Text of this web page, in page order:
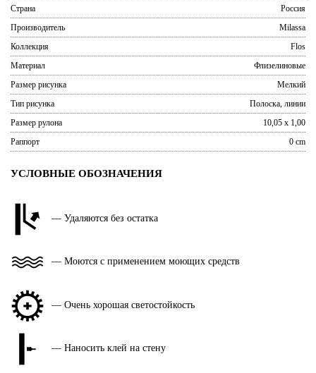
Страна
Россия
Производитель
Milassa
Коллекция
Flos
Материал
Флизелиновые
Размер рисунка
Мелкий
Тип рисунка
Полоска, линии
Размер рулона
10,05 x 1,00
Раппорт
0 cm
УСЛОВНЫЕ ОБОЗНАЧЕНИЯ
— Удаляются без остатка
— Моются с применением моющих средств
— Очень хорошая светостойкость
— Наносить клей на стену